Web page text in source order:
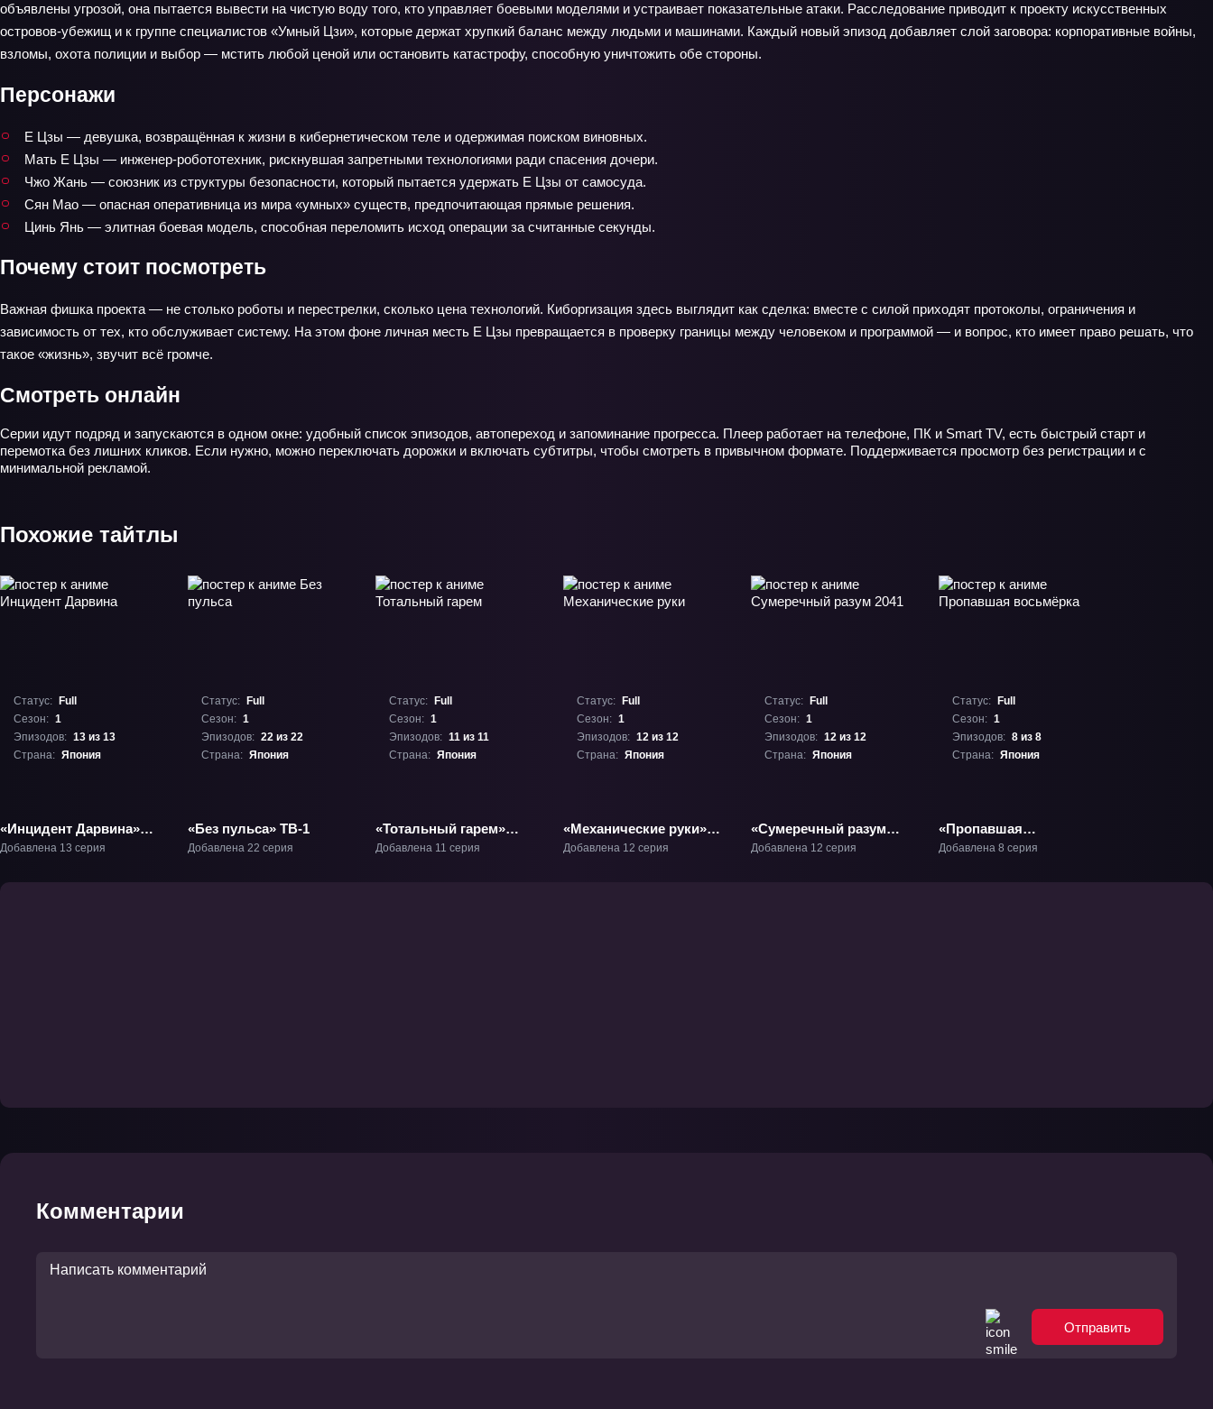
объявлены угрозой, она пытается вывести на чистую воду того, кто управляет боевыми моделями и устраивает показательные атаки. Расследование приводит к проекту искусственных
островов‑убежищ и к группе специалистов «Умный Цзи», которые держат хрупкий баланс между людьми и машинами. Каждый новый эпизод добавляет слой заговора: корпоративные войны,
взломы, охота полиции и выбор — мстить любой ценой или остановить катастрофу, способную уничтожить обе стороны.
Персонажи
Е Цзы — девушка, возвращённая к жизни в кибернетическом теле и одержимая поиском виновных.
Мать Е Цзы — инженер‑робототехник, рискнувшая запретными технологиями ради спасения дочери.
Чжо Жань — союзник из структуры безопасности, который пытается удержать Е Цзы от самосуда.
Сян Мао — опасная оперативница из мира «умных» существ, предпочитающая прямые решения.
Цинь Янь — элитная боевая модель, способная переломить исход операции за считанные секунды.
Почему стоит посмотреть
Важная фишка проекта — не столько роботы и перестрелки, сколько цена технологий. Киборгизация здесь выглядит как сделка: вместе с силой приходят протоколы, ограничения и
зависимость от тех, кто обслуживает систему. На этом фоне личная месть Е Цзы превращается в проверку границы между человеком и программой — и вопрос, кто имеет право решать, что
такое «жизнь», звучит всё громче.
Смотреть онлайн
Серии идут подряд и запускаются в одном окне: удобный список эпизодов, автопереход и запоминание прогресса. Плеер работает на телефоне, ПК и Smart TV, есть быстрый старт и
перемотка без лишних кликов. Если нужно, можно переключать дорожки и включать субтитры, чтобы смотреть в привычном формате. Поддерживается просмотр без регистрации и с
минимальной рекламой.
Похожие тайтлы
Статус:
Full
Сезон: 1
Эпизодов: 13 из 13
Страна: Япония
«Инцидент Дарвина»
ТВ-1
Добавлена 13 серия
Статус:
Full
Сезон: 1
Эпизодов: 22 из 22
Страна: Япония
«Без пульса» ТВ-1
Добавлена 22 серия
Статус:
Full
Сезон: 1
Эпизодов: 11 из 11
Страна: Япония
«Тотальный гарем»
ТВ-1
Добавлена 11 серия
Статус:
Full
Сезон: 1
Эпизодов: 12 из 12
Страна: Япония
«Механические руки»
ТВ-1
Добавлена 12 серия
Статус:
Full
Сезон: 1
Эпизодов: 12 из 12
Страна: Япония
«Сумеречный разум
2041» ТВ-1
Добавлена 12 серия
Статус:
Full
Сезон: 1
Эпизодов: 8 из 8
Страна: Япония
«Пропавшая
восьмёрка» ТВ-1
Добавлена 8 серия
Комментарии
Отправить